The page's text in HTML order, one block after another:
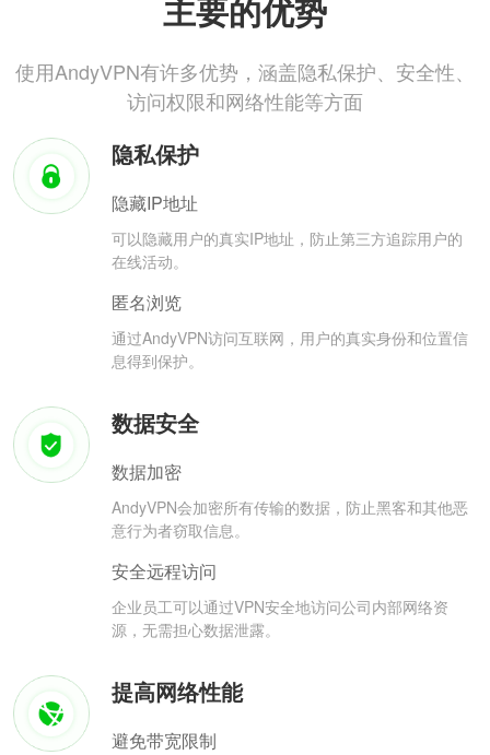
主要的优势
使用AndyVPN有许多优势，涵盖隐私保护、安全性、
访问权限和网络性能等方面
隐私保护
隐藏IP地址
可以隐藏用户的真实IP地址，防止第三方追踪用户的
在线活动。
匿名浏览
通过AndyVPN访问互联网，用户的真实身份和位置信
息得到保护。
数据安全
数据加密
AndyVPN会加密所有传输的数据，防止黑客和其他恶
意行为者窃取信息。
安全远程访问
企业员工可以通过VPN安全地访问公司内部网络资
源，无需担心数据泄露。
提高网络性能
避免带宽限制